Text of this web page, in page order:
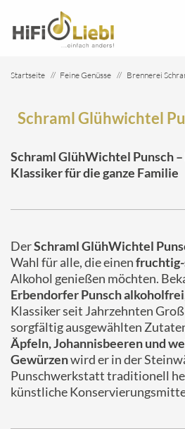
Startseite Feine Genüsse
Brennerei
Schraml Glühwichtel
Schraml GlühWichtel Punsch
Klassiker für die ganze Familie
DerSchraml GlühWichtel
Wahl für alle, die einen
Alkohol genießen möchten.
Erbendorfer Punsch alkoholfrei
Klassiker seit Jahrzehnten
sorgfältig ausgewählten
Äpfeln, Johannisbeeren und
Gewürzenwird er in der
Punschwerkstatt traditionell
künstliche